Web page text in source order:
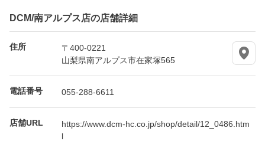
DCM/南アルプス店の店舗詳細
住所
〒400-0221
山梨県南アルプス市在家塚565
電話番号 055-288-6611
店舗URL
https://www.dcm-hc.co.jp/shop/detail/12_0486.htm
l